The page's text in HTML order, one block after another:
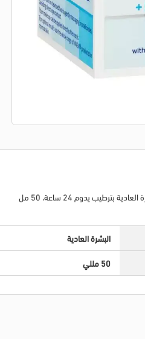
يدوم 24 ساعة، 50 مل
البشرة العادية
50 مللي